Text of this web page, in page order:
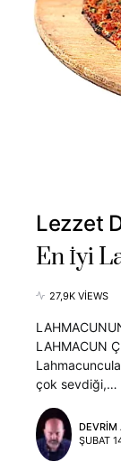
Lezzet
En İyi
27,9K VIEWS
LAHMACUN
çok sevdiği,…
DEVRIM
ŞUBAT